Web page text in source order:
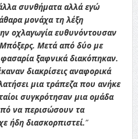
συνθήματα αλλά εγώ
μονάχα τη λέξη
οχλαγωγία ευθυνόντουσαν
Μετά από δύο με
ξαφνικά διακόπηκαν.
διακρίσεις αναφορικά
μια τράπεζα που ανήκε
συγκρότησαν μια ομάδα
να περισώσουν τα
ήδη διασκορπιστεί.”